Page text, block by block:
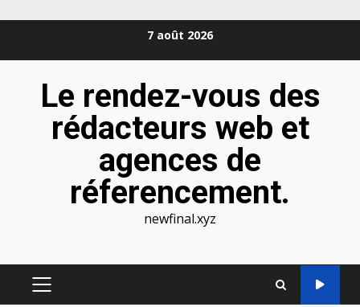
7 août 2026
Le rendez-vous des
rédacteurs web et
agences de
réferencement.
newfinal.xyz
MENU